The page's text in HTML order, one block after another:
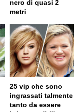
nero di quasi 2
metri
25 vip che sono
ingrassati talmente
tanto da essere